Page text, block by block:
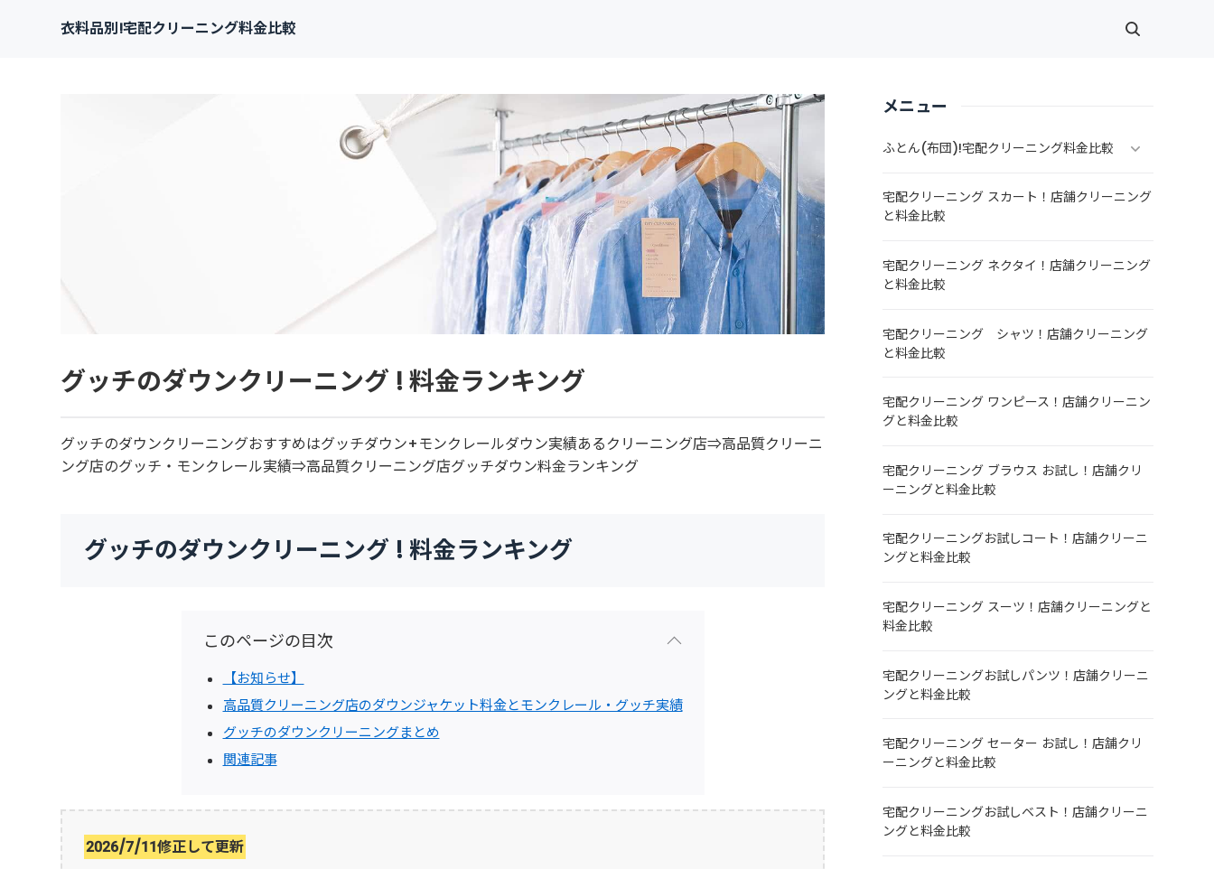
衣料品別!宅配クリーニング料金比較
グッチのダウンクリーニング ! 料金ランキング
グッチのダウンクリーニングおすすめはグッチダウン+モンクレールダウン実績あるクリーニング店⇒高品質クリーニ
ング店のグッチ・モンクレール実績⇒高品質クリーニング店グッチダウン料金ランキング
グッチのダウンクリーニング ! 料金ランキング
このページの目次
【お知らせ】
高品質クリーニング店のダウンジャケット料金とモンクレール・グッチ実績
グッチのダウンクリーニングまとめ
関連記事
2026/7/11修正して更新
メニュー
ふとん(布団)!宅配クリーニング料金比較
宅配クリーニング スカート！店舗クリーニング
と料金比較
宅配クリーニング ネクタイ！店舗クリーニング
と料金比較
宅配クリーニング シャツ！店舗クリーニング
と料金比較
宅配クリーニング ワンピース！店舗クリーニン
グと料金比較
宅配クリーニング ブラウス お試し！店舗クリ
ーニングと料金比較
宅配クリーニングお試しコート！店舗クリーニ
ングと料金比較
宅配クリーニング スーツ！店舗クリーニングと
料金比較
宅配クリーニングお試しパンツ！店舗クリーニ
ングと料金比較
宅配クリーニング セーター お試し！店舗クリ
ーニングと料金比較
宅配クリーニングお試しベスト！店舗クリーニ
ングと料金比較